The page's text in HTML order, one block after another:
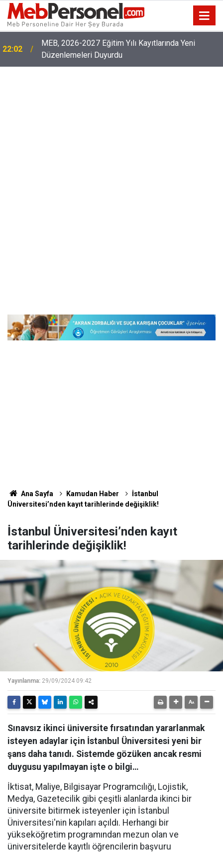
22:02
MEB, 2026-2027 Eğitim Yılı Kayıtlarında Yeni
Düzenlemeleri Duyurdu
Ana Sayfa Kamudan Haber
İstanbul
Üniversitesi’nden kayıt tarihlerinde değişiklik!
İstanbul Üniversitesi’nden kayıt
tarihlerinde değişiklik!
Yayınlanma: 29/09/2024 09:42
Sınavsız ikinci üniversite fırsatından yararlanmak
isteyen adaylar için İstanbul Üniversitesi yeni bir
şans daha tanıdı. Sistemde gözüken ancak resmi
duygusu yapılmayan işte o bilgi…
İktisat, Maliye, Bilgisayar Programcılığı, Lojistik,
Medya, Gazetecilik gibi çeşitli alanlarda ikinci bir
üniversite bitirmek isteyenler için İstanbul
Üniversitesi'nin kapıları açıldı. Herhangi bir
yükseköğretim programından mezun olan ve
üniversitelerde kayıtlı öğrencilerin başvuru